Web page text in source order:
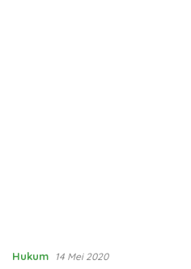
Hukum 14 Mei 2020